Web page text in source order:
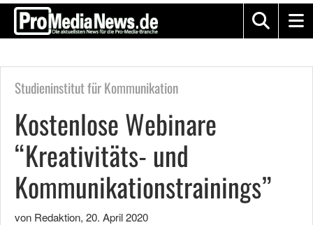
Studieninstitut für Kommunikation
Kostenlose Webinare
“Kreativitäts- und
Kommunikationstrainings”
von Redaktion, 20. April 2020